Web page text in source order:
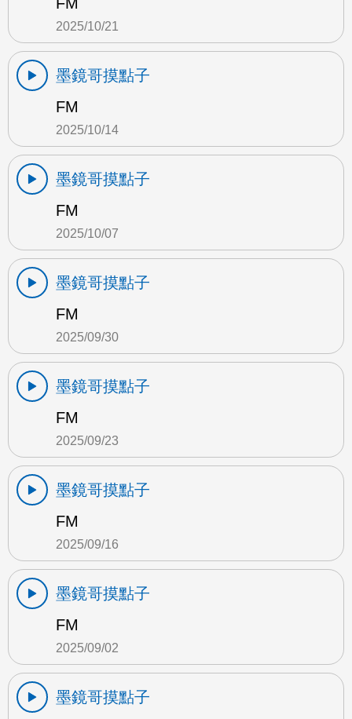
2025/10/21
墨鏡哥摸點子
FM
2025/10/14
墨鏡哥摸點子
FM
2025/10/07
墨鏡哥摸點子
FM
2025/09/30
墨鏡哥摸點子
FM
2025/09/23
墨鏡哥摸點子
FM
2025/09/16
墨鏡哥摸點子
FM
2025/09/02
墨鏡哥摸點子